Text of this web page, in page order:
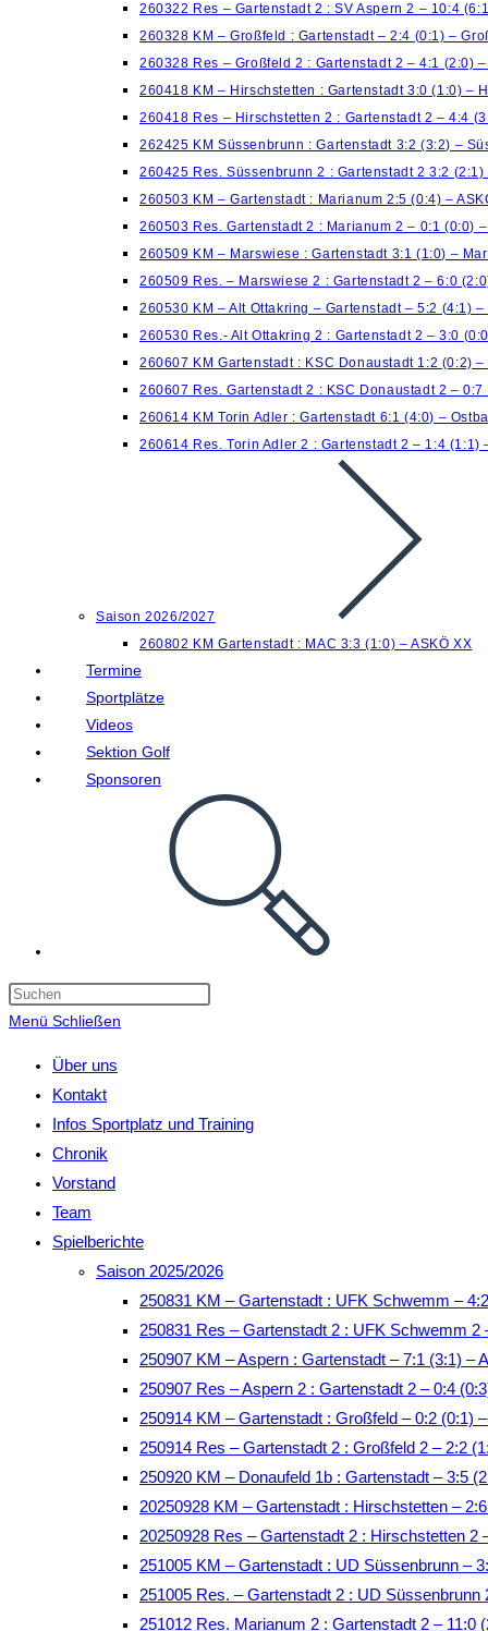
260322 Res – Gartenstadt 2 : SV Aspern 2 – 10:4
260328 KM – Großfeld : Gartenstadt – 2:4 (0:1) –
260328 Res – Großfeld 2 : Gartenstadt 2 – 4:1 (2:0)
260418 KM – Hirschstetten : Gartenstadt 3:0 (1:0) –
260418 Res – Hirschstetten 2 : Gartenstadt 2 – 4:4
262425 KM Süssenbrunn : Gartenstadt 3:2 (3:2) –
260425 Res. Süssenbrunn 2 : Gartenstadt 2 3:2
260503 KM – Gartenstadt : Marianum 2:5 (0:4) –
260503 Res. Gartenstadt 2 : Marianum 2 – 0:1 (0:0) –
260509 KM – Marswiese : Gartenstadt 3:1 (1:0) –
260509 Res. – Marswiese 2 : Gartenstadt 2 – 6:0
260530 KM – Alt Ottakring – Gartenstadt – 5:2 (4:1)
260530 Res.- Alt Ottakring 2 : Gartenstadt 2 – 3:0
260607 KM Gartenstadt : KSC Donaustadt 1:2 (0:2) –
260607 Res. Gartenstadt 2 : KSC Donaustadt 2 – 0:7
260614 KM Torin Adler : Gartenstadt 6:1 (4:0) –
260614 Res. Torin Adler 2 : Gartenstadt 2 – 1:4 (1:1)
Saison 2026/2027
260802 KM Gartenstadt : MAC 3:3 (1:0) – ASKÖ XX
Termine
Sportplätze
Videos
Sektion Golf
Sponsoren
Menü Schließen
Über uns
Kontakt
Infos Sportplatz und Training
Chronik
Vorstand
Team
Spielberichte
Saison 2025/2026
250831 KM – Gartenstadt : UFK Schwemm –
250831 Res – Gartenstadt 2 : UFK Schwemm 2
250907 KM – Aspern : Gartenstadt – 7:1 (3:1) –
250907 Res – Aspern 2 : Gartenstadt 2 – 0:4
250914 KM – Gartenstadt : Großfeld – 0:2 (0:1)
250914 Res – Gartenstadt 2 : Großfeld 2 – 2:2
250920 KM – Donaufeld 1b : Gartenstadt – 3:5
20250928 KM – Gartenstadt : Hirschstetten –
20250928 Res – Gartenstadt 2 : Hirschstetten 2
251005 KM – Gartenstadt : UD Süssenbrunn –
251005 Res. – Gartenstadt 2 : UD Süssenbrunn
251012 Res. Marianum 2 : Gartenstadt 2 – 11:0